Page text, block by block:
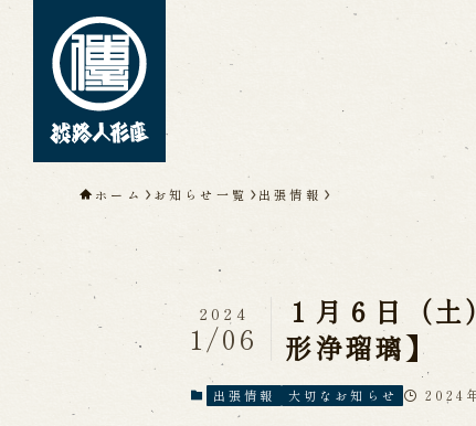
淡路人形座について
人間
淡路人形浄瑠璃を受け継いで
公演情報
ホーム お知らせ一覧 出張情報
１月６日（
形浄瑠璃】
2024
1/06
出張情報 大切なお知らせ 2024